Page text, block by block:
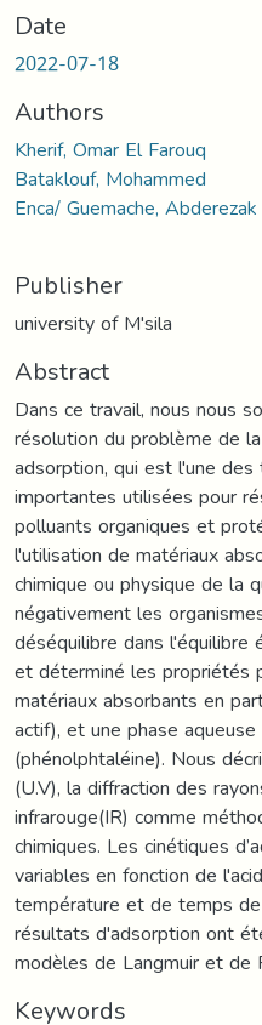
Date
2022-07-18
Authors
Kherif, Omar El Farouq
Bataklouf, Mohammed
Enca/ Guemache, Abderezak
Publisher
university of M'sila
Abstract
Dans ce travail, nous nous
résolution du problème de
adsorption, qui est l'une
importantes utilisées pour
polluants organiques et
l'utilisation de matériaux
chimique ou physique de la
négativement les
déséquilibre dans l'équilibre
et déterminé les propriétés
matériaux absorbants en
actif), et une phase
(phénolphtaléine). Nous
(U.V), la diffraction des
infrarouge(IR) comme
chimiques. Les cinétiques
variables en fonction de
température et de temps
résultats d'adsorption ont
modèles de Langmuir et de
Keywords